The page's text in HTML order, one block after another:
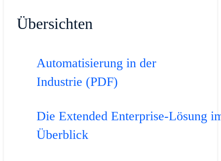
Übersichten
Automatisierung in der
Industrie (PDF)
Die Extended Enterprise-Lösung
Überblick